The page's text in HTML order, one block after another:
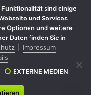
sind einige
und Services
Optionen und weitere
Daten finden Sie in
Impressum
EXTERNE MEDIEN